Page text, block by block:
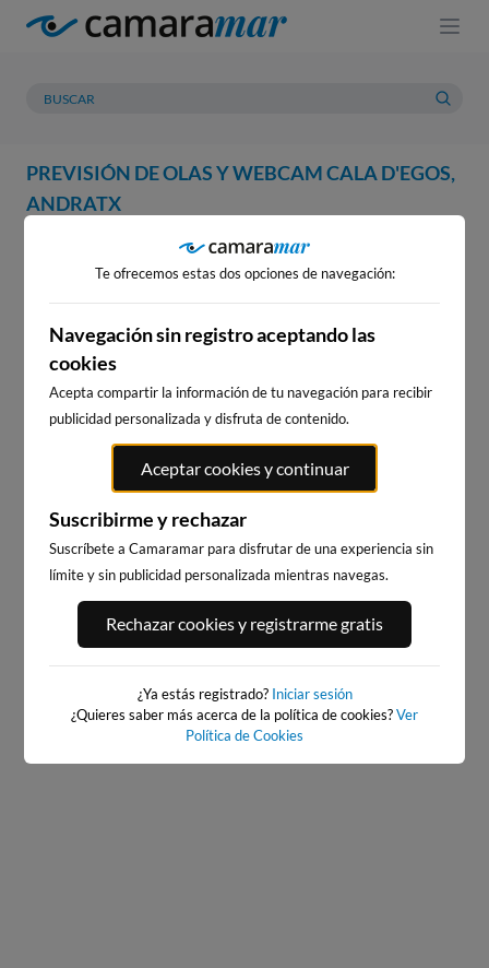
PREVISIÓN DE OLAS Y WEBCAM CALA D'EGOS,
ANDRATX
PREVISIÓN METEOROLOGÍA
WEBCAM CALA D'EGOS,
ANDRATX
WEBCAMS CERCANAS
PORT ANDRATX
3km · Andratx
PLAYA DEL FORTI
0.1 m PLATO
Te ofrecemos estas dos opciones de navegación:
Navegación sin registro aceptando las
cookies
Acepta compartir la información de tu navegación para recibir
publicidad personalizada y disfruta de contenido.
Aceptar cookies y continuar
Suscribirme y rechazar
Suscríbete a Camaramar para disfrutar de una experiencia sin
límite y sin publicidad personalizada mientras navegas.
Rechazar cookies y registrarme gratis
¿Ya estás registrado? Iniciar sesión
¿Quieres saber más acerca de la política de cookies?Ver
Política de Cookies